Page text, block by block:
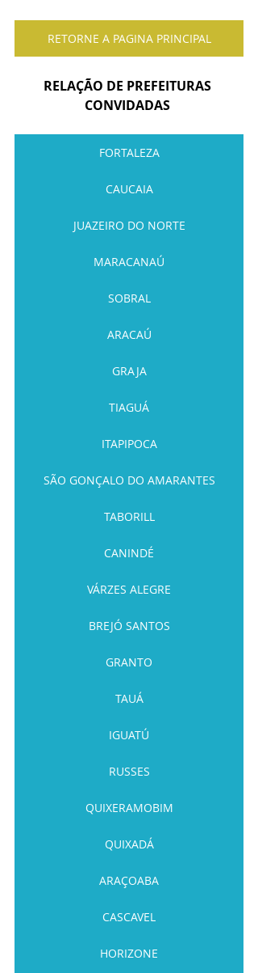
RETORNE A PAGINA PRINCIPAL
RELAÇÃO DE PREFEITURAS
CONVIDADAS
FORTALEZA
CAUCAIA
JUAZEIRO DO NORTE
MARACANAÚ
SOBRAL
ARACAÚ
GRAJA
TIAGUÁ
ITAPIPOCA
SÃO GONÇALO DO AMARANTES
TABORILL
CANINDÉ
VÁRZES ALEGRE
BREJÓ SANTOS
GRANTO
TAUÁ
IGUATÚ
RUSSES
QUIXERAMOBIM
QUIXADÁ
ARAÇOABA
CASCAVEL
HORIZONE